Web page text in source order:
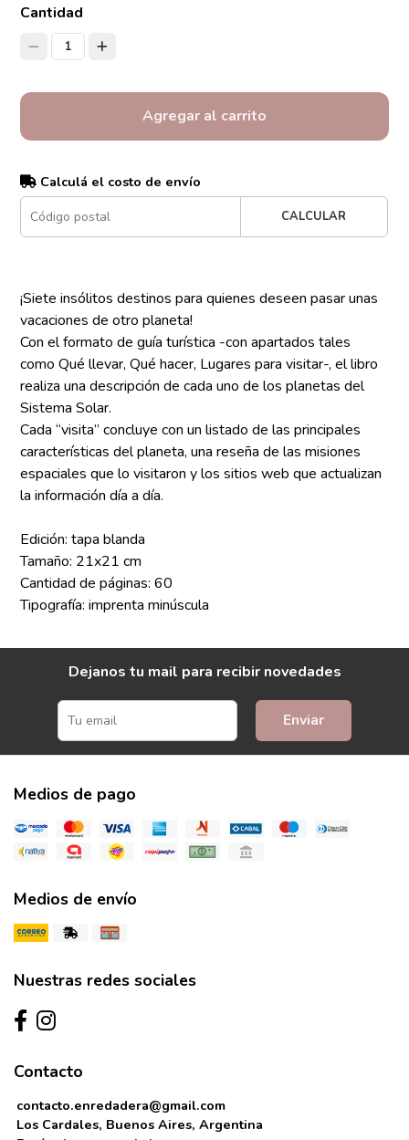
Cantidad
1
Agregar al carrito
Calculá el costo de envío
CALCULAR
¡Siete insólitos destinos para quienes deseen pasar unas
vacaciones de otro planeta!
Con el formato de guía turística -con apartados tales
como Qué llevar, Qué hacer, Lugares para visitar-, el libro
realiza una descripción de cada uno de los planetas del
Sistema Solar.
Cada “visita” concluye con un listado de las principales
características del planeta, una reseña de las misiones
espaciales que lo visitaron y los sitios web que actualizan
la información día a día.
Edición: tapa blanda
Tamaño: 21x21 cm
Cantidad de páginas: 60
Tipografía: imprenta minúscula
Dejanos tu mail para recibir novedades
Enviar
Medios de pago
Medios de envío
Nuestras redes sociales
Contacto
contacto.enredadera@gmail.com
Los Cardales, Buenos Aires, Argentina